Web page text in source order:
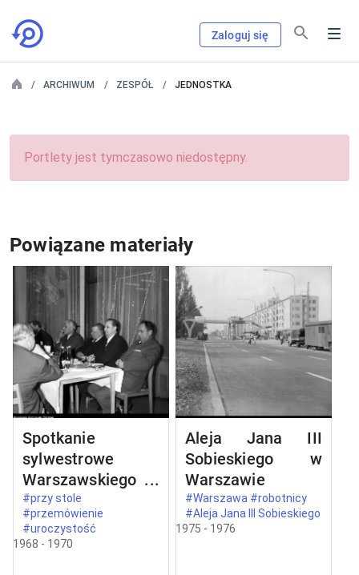
Zaloguj się
ARCHIWUM ZESPÓŁ JEDNOSTKA
Portlety jest tymczasowo niedostępny.
Powiązane materiały
Spotkanie
sylwestrowe
Warszawskiego
Komitetu
Zjednoczonego
Stronnictwa
#przy stole
#przemówienie
#uroczystość
1968 - 1970
Aleja Jana III
Sobieskiego w
Warszawie
#Warszawa #robotnicy
#Aleja Jana III Sobieskiego
1975 - 1976